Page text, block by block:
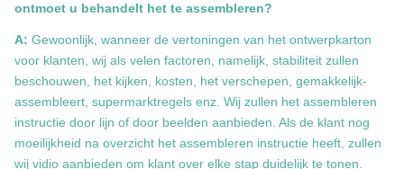
ontmoet u behandelt het te assembleren?
A: Gewoonlijk, wanneer de vertoningen van het ontwerpkarton
voor klanten, wij als velen factoren, namelijk, stabiliteit zullen
beschouwen, het kijken, kosten, het verschepen, gemakkelijk-
assembleert, supermarktregels enz. Wij zullen het assembleren
instructie door lijn of door beelden aanbieden. Als de klant nog
moeilijkheid na overzicht het assembleren instructie heeft, zullen
wij vidio aanbieden om klant over elke stap duidelijk te tonen.